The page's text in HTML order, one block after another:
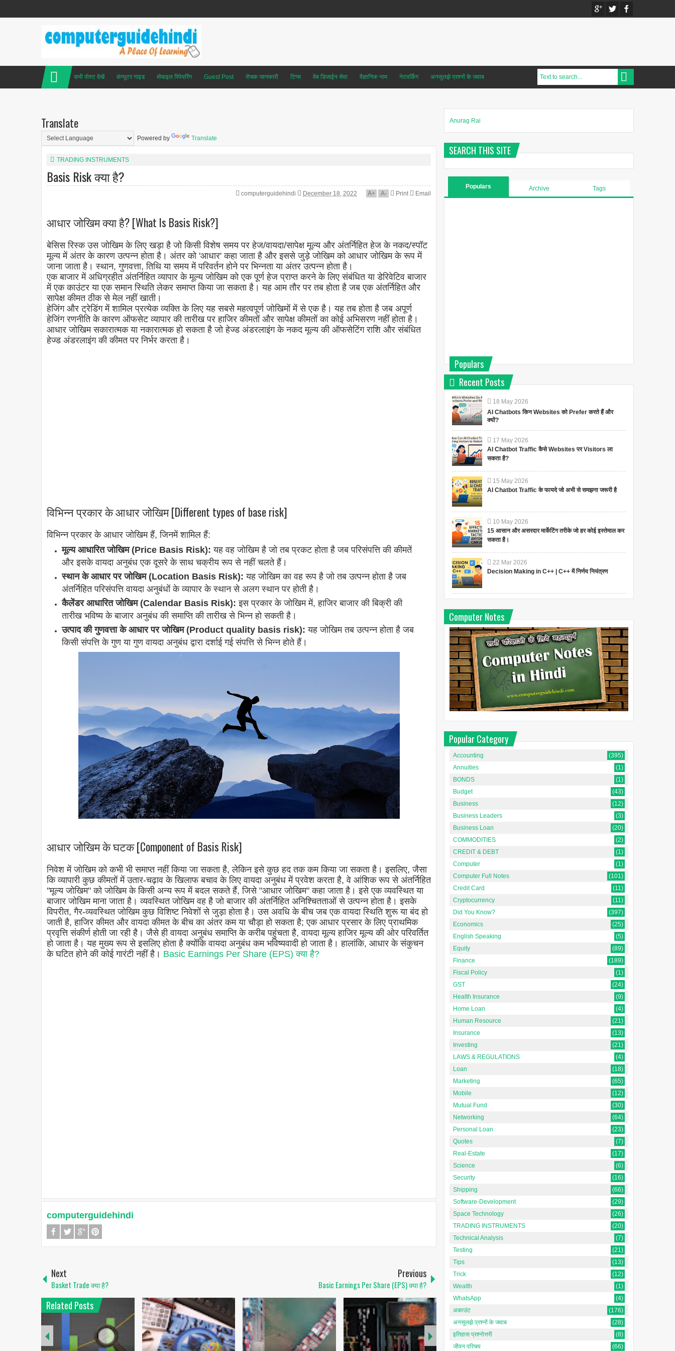
सभी पोस्ट देखें कंप्यूटर गाइड मोबाइल रिपेयरिंग Guest Post रोचक जानकारी टिप्स वेब डिजाईन सेवा वैज्ञानिक नाम नेटवर्किंग अनसुलझे प्रश्नों के जवाब
Translate
Powered by Translate
TRADING INSTRUMENTS
Basis Risk क्या है?
computerguidehindi December 18, 2022 A+ A- Print Email
आधार जोखिम क्या है? [What Is Basis Risk?]
बेसिस रिस्क उस जोखिम के लिए खड़ा है जो किसी विशेष समय पर हेज/वायदा/सापेक्ष मूल्य और अंतर्निहित हेज के नकद/स्पॉट
मूल्य में अंतर के कारण उत्पन्न होता है। अंतर को 'आधार' कहा जाता है और इससे जुड़े जोखिम को आधार जोखिम के रूप में
जाना जाता है। स्थान, गुणवत्ता, तिथि या समय में परिवर्तन होने पर भिन्नता या अंतर उत्पन्न होता है।
एक बाजार में अधिग्रहीत अंतर्निहित व्यापार के मूल्य जोखिम को एक पूर्ण हेज प्राप्त करने के लिए संबंधित या डेरिवेटिव बाजार
में एक काउंटर या एक समान स्थिति लेकर समाप्त किया जा सकता है। यह आम तौर पर तब होता है जब एक अंतर्निहित और
सापेक्ष कीमत ठीक से मेल नहीं खाती।
हेजिंग और ट्रेडिंग में शामिल प्रत्येक व्यक्ति के लिए यह सबसे महत्वपूर्ण जोखिमों में से एक है। यह तब होता है जब अपूर्ण
हेजिंग रणनीति के कारण ऑफसेट व्यापार की तारीख पर हाजिर कीमतों और सापेक्ष कीमतों का कोई अभिसरण नहीं होता है।
आधार जोखिम सकारात्मक या नकारात्मक हो सकता है जो हेज्ड अंडरलाइंग के नकद मूल्य की ऑफसेटिंग राशि और संबंधित
हेज्ड अंडरलाइंग की कीमत पर निर्भर करता है।
विभिन्न प्रकार के आधार जोखिम [Different types of base risk]
विभिन्न प्रकार के आधार जोखिम हैं, जिनमें शामिल हैं:
मूल्य आधारित जोखिम (Price Basis Risk): यह वह जोखिम है जो तब प्रकट होता है जब परिसंपत्ति की कीमतें
और इसके वायदा अनुबंध एक दूसरे के साथ चक्रीय रूप से नहीं चलते हैं।
स्थान के आधार पर जोखिम (Location Basis Risk): यह जोखिम का वह रूप है जो तब उत्पन्न होता है जब
अंतर्निहित परिसंपत्ति वायदा अनुबंधों के व्यापार के स्थान से अलग स्थान पर होती है।
कैलेंडर आधारित जोखिम (Calendar Basis Risk): इस प्रकार के जोखिम में, हाजिर बाजार की बिक्री की
तारीख भविष्य के बाजार अनुबंध की समाप्ति की तारीख से भिन्न हो सकती है।
उत्पाद की गुणवत्ता के आधार पर जोखिम (Product quality basis risk): यह जोखिम तब उत्पन्न होता है जब
किसी संपत्ति के गुण या गुण वायदा अनुबंध द्वारा दर्शाई गई संपत्ति से भिन्न होते हैं।
आधार जोखिम के घटक [Component of Basis Risk]
निवेश में जोखिम को कभी भी समाप्त नहीं किया जा सकता है, लेकिन इसे कुछ हद तक कम किया जा सकता है। इसलिए, जैसा
कि व्यापारी कुछ कीमतों में उतार-चढ़ाव के खिलाफ बचाव के लिए वायदा अनुबंध में प्रवेश करता है, वे आंशिक रूप से अंतर्निहित
"मूल्य जोखिम" को जोखिम के किसी अन्य रूप में बदल सकते हैं, जिसे "आधार जोखिम" कहा जाता है। इसे एक व्यवस्थित या
बाजार जोखिम माना जाता है। व्यवस्थित जोखिम वह है जो बाजार की अंतर्निहित अनिश्चितताओं से उत्पन्न होता है। इसके
विपरीत, गैर-व्यवस्थित जोखिम कुछ विशिष्ट निवेशों से जुड़ा होता है। उस अवधि के बीच जब एक वायदा स्थिति शुरू या बंद हो
जाती है, हाजिर कीमत और वायदा कीमत के बीच का अंतर कम या चौड़ा हो सकता है; एक आधार प्रसार के लिए प्राथमिक
प्रवृत्ति संकीर्ण होती जा रही है। जैसे ही वायदा अनुबंध समाप्ति के करीब पहुंचता है, वायदा मूल्य हाजिर मूल्य की ओर परिवर्तित
हो जाता है। यह मुख्य रूप से इसलिए होता है क्योंकि वायदा अनुबंध कम भविष्यवादी हो जाता है। हालांकि, आधार के संकुचन
के घटित होने की कोई गारंटी नहीं है। Basic Earnings Per Share (EPS) क्या है?
computerguidehindi
Next
Basket Trade क्या है?
Previous
Basic Earnings Per Share (EPS) क्या है?
Related Posts
Anurag Rai
SEARCH THIS SITE
Populars Archive Tags
Populars
Recent Posts
18 May 2026
AI Chatbots किन Websites को Prefer करते हैं और
क्यों?
17 May 2026
AI Chatbot Traffic कैसे Websites पर Visitors ला
सकता है?
15 May 2026
AI Chatbot Traffic के फायदे जो अभी से समझना जरूरी है
10 May 2026
15 आसान और असरदार मार्केटिंग तरीके जो हर कोई इस्तेमाल कर
सकता है।
22 Mar 2026
Decision Making in C++ | C++ में निर्णय नियंत्रण
Computer Notes
Popular Category
Accounting
(395)
Annuities
(1)
BONDS
(1)
Budget
(43)
Business
(12)
Business Leaders
(3)
Business Loan
(20)
COMMODITIES
(2)
CREDIT & DEBT
(1)
Computer
(1)
Computer Full Notes
(101)
Credit Card
(11)
Cryptocurrency
(11)
Did You Know?
(397)
Economics
(25)
English Speaking
(5)
Equity
(89)
Finance
(189)
Fiscal Policy
(1)
GST
(24)
Health Insurance
(9)
Home Loan
(4)
Human Resource
(21)
Insurance
(13)
Investing
(21)
LAWS & REGULATIONS
(4)
Loan
(18)
Marketing
(65)
Mobile
(12)
Mutual Fund
(30)
Networking
(64)
Personal Loan
(23)
Quotes
(7)
Real-Estate
(17)
Science
(6)
Security
(16)
Shipping
(66)
Software-Development
(29)
Space Technology
(26)
TRADING INSTRUMENTS
(20)
Technical Analysis
(7)
Testing
(21)
Tips
(13)
Trick
(12)
Wealth
(1)
WhatsApp
(4)
अकाउंट
(176)
अनसुलझे प्रश्नों के जवाब
(28)
इतिहास प्रश्नोत्तरी
(8)
जीवन परिचय
(66)